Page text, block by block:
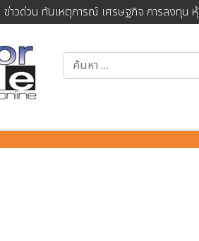
ข่าวด่วน ทันเหตุการณ์ เศรษฐกิจ การลงทุน